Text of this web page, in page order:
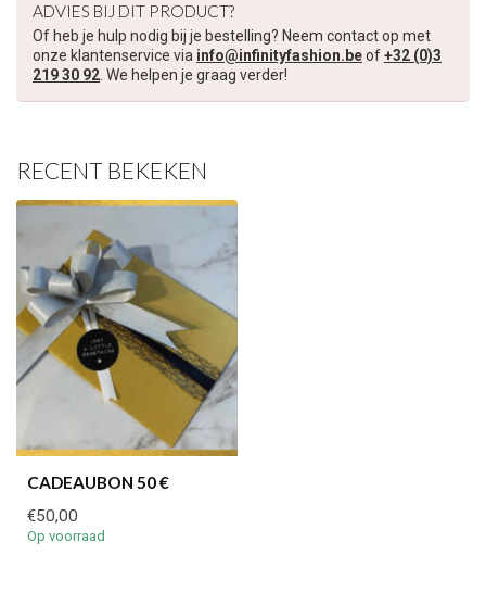
ADVIES BIJ DIT PRODUCT?
Of heb je hulp nodig bij je bestelling? Neem contact op met
onze klantenservice via info@infinityfashion.beof+32 (0)3
219 30 92. We helpen je graag verder!
RECENT BEKEKEN
CADEAUBON 50 €
€50,00
Op voorraad